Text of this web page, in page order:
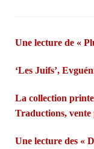
Une lecture de «
‘Les Juifs’,
La collection
Traductions, vente
misent sur les fées
Une lecture des «